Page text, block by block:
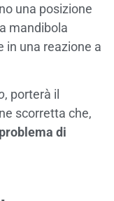
una posizione
mandibola
in una reazione a
, porterà il
scorretta che,
problema di